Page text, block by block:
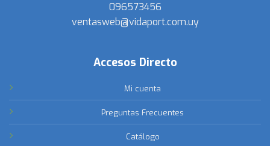
096573456
ventasweb@vidaport.com.uy
Accesos Directo
Mi cuenta
Preguntas Frecuentes
Catálogo